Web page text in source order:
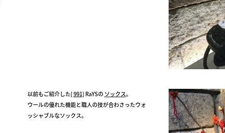
以前もご紹介した[991] RaYSの ソックス。
ウールの優れた機能と職人の技が合わさったウォ
ッシャブルなソックス。